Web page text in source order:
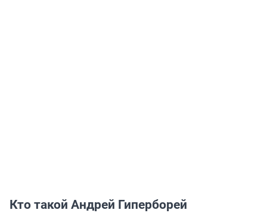
Кто такой Андрей Гиперборей